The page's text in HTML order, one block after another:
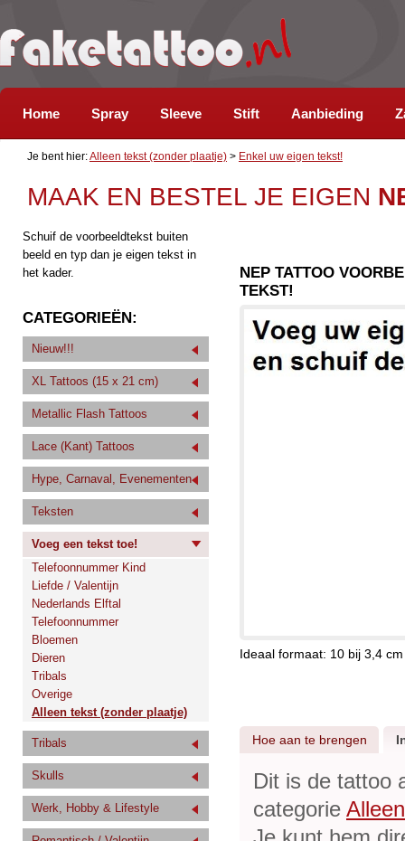
Home Spray Sleeve Stift Aanbieding
Je bent hier:Alleen tekst (zonder plaatje) > Enkel uw eigen tekst!
MAAK EN BESTEL JE EIGEN
Schuif de voorbeeldtekst buiten
beeld en typ dan je eigen tekst in
het kader.
CATEGORIEËN:
Nieuw!!!
XL Tattoos (15 x 21 cm)
Metallic Flash Tattoos
Lace (Kant) Tattoos
Hype, Carnaval, Evenementen
Teksten
Voeg een tekst toe!
Telefoonnummer Kind
Liefde / Valentijn
Nederlands Elftal
Telefoonnummer
Bloemen
Dieren
Tribals
Overige
Alleen tekst (zonder plaatje)
Tribals
Skulls
Werk, Hobby & Lifestyle
NEP TATTOO
TEKST!
Ideaal formaat: 10 bij 3,4 cm
Hoe aan te brengen
Dit is de tattoo
categorie